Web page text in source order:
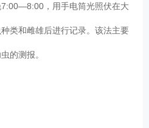
，用手电筒光照伏在大
类和雌雄后进行记录。该法主要
的测报。